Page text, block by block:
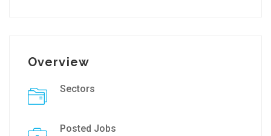
Overview
Sectors
Posted Jobs